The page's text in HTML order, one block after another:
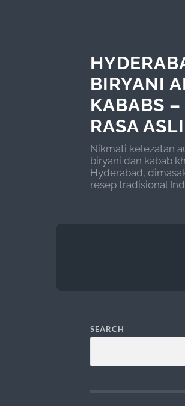
BIRYANI
KABABS
RASA
Nikmati kelezatan
biryani dan kabab
Hyderabad,
resep tradisional
SEARCH